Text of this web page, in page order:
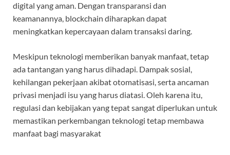
digital yang aman. Dengan transparansi dan
keamanannya, blockchain diharapkan dapat
meningkatkan kepercayaan dalam transaksi daring.
Meskipun teknologi memberikan banyak manfaat, tetap
ada tantangan yang harus dihadapi. Dampak sosial,
kehilangan pekerjaan akibat otomatisasi, serta ancaman
privasi menjadi isu yang harus diatasi. Oleh karena itu,
regulasi dan kebijakan yang tepat sangat diperlukan untuk
memastikan perkembangan teknologi tetap membawa
manfaat bagi masyarakat